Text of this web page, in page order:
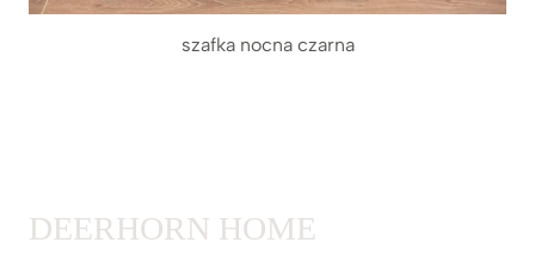
DEERHORN HOME
szafka nocna czarna